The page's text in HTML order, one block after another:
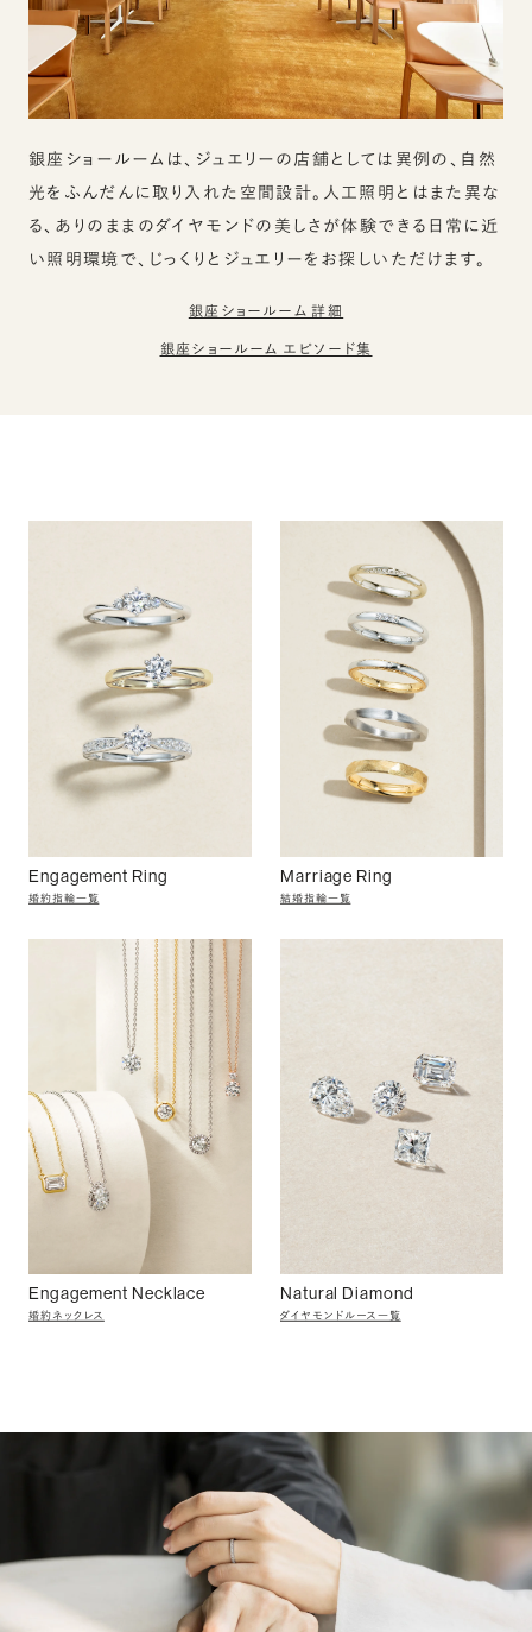
銀座ショールームは、ジュエリーの店舗としては異例の、自然
光をふんだんに取り入れた空間設計。人工照明とはまた異な
る、ありのままのダイヤモンドの美しさが体験できる日常に近
い照明環境で、じっくりとジュエリーをお探しいただけます。
銀座ショールーム 詳細
銀座ショールーム エピソード集
Engagement Ring
婚約指輪一覧
Marriage Ring
結婚指輪一覧
Engagement Necklace
婚約ネックレス
Natural Diamond
ダイヤモンドルース一覧